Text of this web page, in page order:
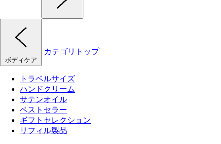
ボディケア
カテゴリトップ
トラベルサイズ
ハンドクリーム
サテンオイル
ベストセラー
ギフトセレクション
リフィル製品